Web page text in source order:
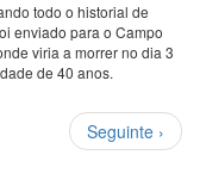
todo o historial de
enviado para o Campo
viria a morrer no dia 3
de 40 anos.
Próxima
página
Seguinte ›